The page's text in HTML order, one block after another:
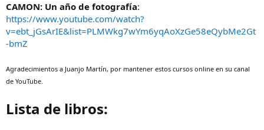
CAMON: Un año de fotografía:
https://www.youtube.com/watch?
v=ebt_jGsArIE&list=PLMWkg7wYm6yqAoXzGe58eQybMe2Gt
-bmZ
Agradecimientos a Juanjo Martín, por mantener estos cursos online en su canal
de YouTube.
Lista de libros: